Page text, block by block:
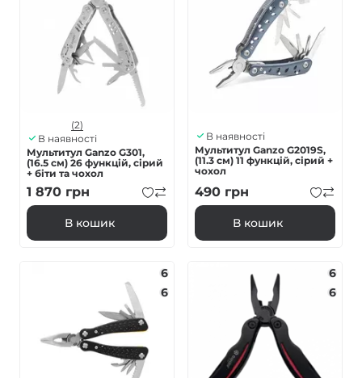
(2)
В наявності
Мультитул Ganzo G301,
(16.5 см) 26 функцій, сірий
+ біти та чохол
1 870 грн
В кошик
В наявності
Мультитул Ganzo G2019S,
(11.3 см) 11 функцій, сірий +
чохол
490 грн
В кошик
6
6
6
6